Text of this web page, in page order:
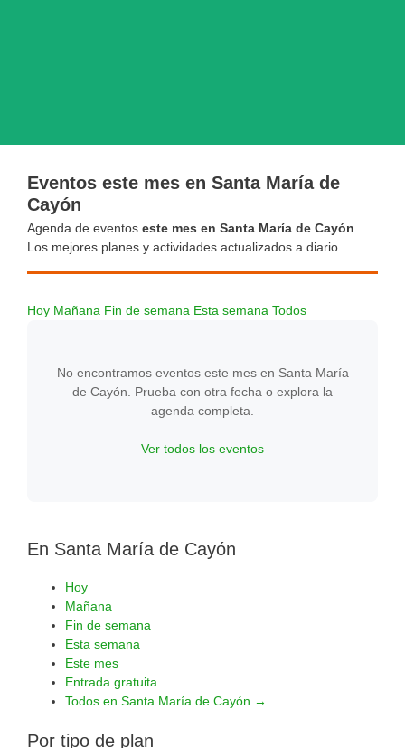
Eventos este mes en Santa María de
Cayón
Agenda de eventos este mes en Santa María de Cayón
Los mejores planes y actividades actualizados a diario.
Hoy Mañana Fin de semana Esta semana Todos
No encontramos eventos este mes en Santa María
de Cayón. Prueba con otra fecha o explora la
agenda completa.
Ver todos los eventos
En Santa María de Cayón
Hoy
Mañana
Fin de semana
Esta semana
Este mes
Entrada gratuita
Todos en Santa María de Cayón →
Por tipo de plan